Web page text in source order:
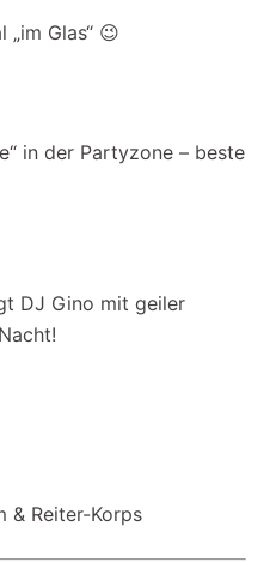
Glas“ 😉
in der Partyzone – beste
DJ Gino mit geiler
& Reiter-Korps